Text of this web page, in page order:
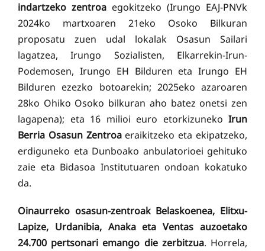
indartzeko zentroa egokitzeko (Irungo EAJ-PNVk
2024ko martxoaren 21eko Osoko Bilkuran
proposatu zuen udal lokalak Osasun Sailari
lagatzea, Irungo Sozialisten, Elkarrekin-Irun-
Podemosen, Irungo EH Bilduren eta Irungo EH
Bilduren ezezko botoarekin; 2025eko azaroaren
28ko Ohiko Osoko bilkuran aho batez onetsi zen
lagapena); eta 16 milioi euro etorkizuneko Irun
Berria Osasun Zentroaeraikitzeko eta ekipatzeko,
erdiguneko eta Dunboako anbulatorioei gehituko
zaie eta Bidasoa Institutuaren ondoan kokatuko
da.
Oinaurreko osasun-zentroak Belaskoenea, Elitxu-
Lapize, Urdanibia, Anaka eta Ventas auzoetako
24.700 pertsonari emango die zerbitzua. Horrela,